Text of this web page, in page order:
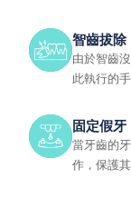
智齒拔除
由於智齒
此執行的手
固定假牙
當牙齒的
作，保護